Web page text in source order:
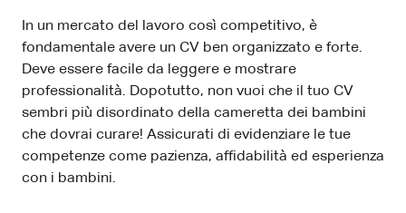
In un mercato del lavoro così competitivo, è
fondamentale avere un CV ben organizzato e forte.
Deve essere facile da leggere e mostrare
professionalità. Dopotutto, non vuoi che il tuo CV
sembri più disordinato della cameretta dei bambini
che dovrai curare! Assicurati di evidenziare le tue
competenze come pazienza, affidabilità ed esperienza
con i bambini.